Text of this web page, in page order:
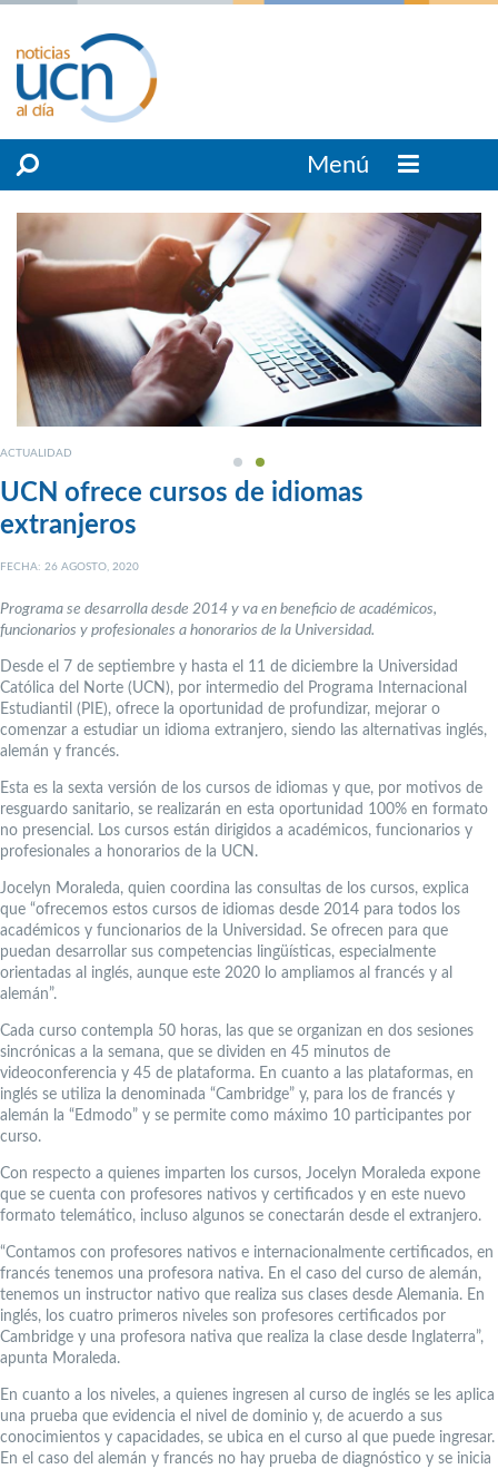
Menú
ACTUALIDAD
UCN ofrece cursos de idiomas
extranjeros
FECHA: 26 AGOSTO, 2020
Programa se desarrolla desde 2014 y va en beneficio de académicos,
funcionarios y profesionales a honorarios de la Universidad.
Desde el 7 de septiembre y hasta el 11 de diciembre la Universidad
Católica del Norte (UCN), por intermedio del Programa Internacional
Estudiantil (PIE), ofrece la oportunidad de profundizar, mejorar o
comenzar a estudiar un idioma extranjero, siendo las alternativas inglés,
alemán y francés.
Esta es la sexta versión de los cursos de idiomas y que, por motivos de
resguardo sanitario, se realizarán en esta oportunidad 100% en formato
no presencial. Los cursos están dirigidos a académicos, funcionarios y
profesionales a honorarios de la UCN.
Jocelyn Moraleda, quien coordina las consultas de los cursos, explica
que “ofrecemos estos cursos de idiomas desde 2014 para todos los
académicos y funcionarios de la Universidad. Se ofrecen para que
puedan desarrollar sus competencias lingüísticas, especialmente
orientadas al inglés, aunque este 2020 lo ampliamos al francés y al
alemán”.
Cada curso contempla 50 horas, las que se organizan en dos sesiones
sincrónicas a la semana, que se dividen en 45 minutos de
videoconferencia y 45 de plataforma. En cuanto a las plataformas, en
inglés se utiliza la denominada “Cambridge” y, para los de francés y
alemán la “Edmodo” y se permite como máximo 10 participantes por
curso.
Con respecto a quienes imparten los cursos, Jocelyn Moraleda expone
que se cuenta con profesores nativos y certificados y en este nuevo
formato telemático, incluso algunos se conectarán desde el extranjero.
“Contamos con profesores nativos e internacionalmente certificados, en
francés tenemos una profesora nativa. En el caso del curso de alemán,
tenemos un instructor nativo que realiza sus clases desde Alemania. En
inglés, los cuatro primeros niveles son profesores certificados por
Cambridge y una profesora nativa que realiza la clase desde Inglaterra”,
apunta Moraleda.
En cuanto a los niveles, a quienes ingresen al curso de inglés se les aplica
una prueba que evidencia el nivel de dominio y, de acuerdo a sus
conocimientos y capacidades, se ubica en el curso al que puede ingresar.
En el caso del alemán y francés no hay prueba de diagnóstico y se inicia